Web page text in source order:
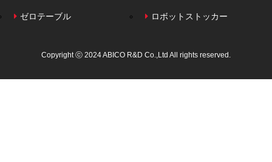
ゼロテーブル ロボットストッカー
Copyright ⓒ 2024 ABICO R&D Co.,Ltd All rights reserved.